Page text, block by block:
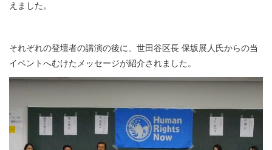
えました。
それぞれの登壇者の講演の後に、世田谷区長 保坂展人氏からの当
イベントへむけたメッセージが紹介されました。